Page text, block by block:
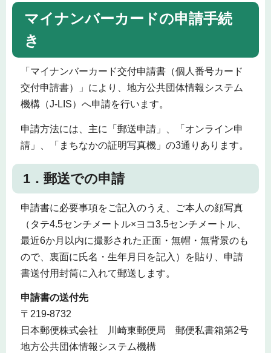
マイナンバーカードの申請手続
き
「マイナンバーカード交付申請書（個人番号カード
交付申請書）」により、地方公共団体情報システム
機構（J-LIS）へ申請を行います。
申請方法には、主に「郵送申請」、「オンライン申
請」、「まちなかの証明写真機」の3通りあります。
1．郵送での申請
申請書に必要事項をご記入のうえ、ご本人の顔写真
（タテ4.5センチメートル×ヨコ3.5センチメートル、
最近6か月以内に撮影された正面・無帽・無背景のも
ので、裏面に氏名・生年月日を記入）を貼り、申請
書送付用封筒に入れて郵送します。
申請書の送付先
〒219-8732
日本郵便株式会社 川崎東郵便局 郵便私書箱第2号
地方公共団体情報システム機構